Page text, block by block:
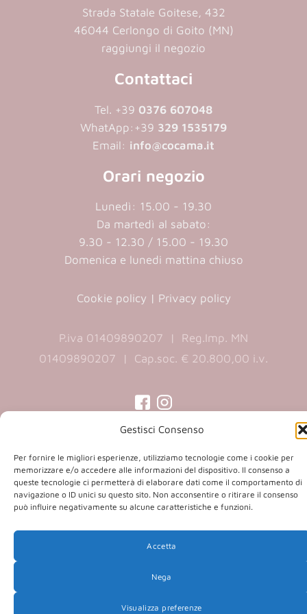
Gestisci Consenso
Per fornire le migliori esperienze, utilizziamo tecnologie come i cookie per
memorizzare e/o accedere alle informazioni del dispositivo. Il consenso a
queste tecnologie ci permetterà di elaborare dati come il comportamento di
navigazione o ID unici su questo sito. Non acconsentire o ritirare il consenso
può influire negativamente su alcune caratteristiche e funzioni.
Accetta
Nega
Visualizza preferenze
Strada Statale Goitese, 432
46044 Cerlongo di Goito (MN)
raggiungi il negozio
Contattaci
Tel. +39 0376 607048
WhatApp: +39 329 1535179
Email: info@cocama.it
Orari negozio
Lunedì: 15.00 - 19.30
Da martedì al sabato:
9.30 - 12.30 / 15.00 - 19.30
Domenica e lunedi mattina chiuso
Cookie policy | Privacy policy
P.iva 01409890207 | Reg.Imp. MN
01409890207 | Cap.soc. € 20.800,00 i.v.
a
new
tab)
a
new
tab)
Copyright 2026 © Co.Ca.Ma. Srl | powered by
Sartoriadigitale.it(opens
in